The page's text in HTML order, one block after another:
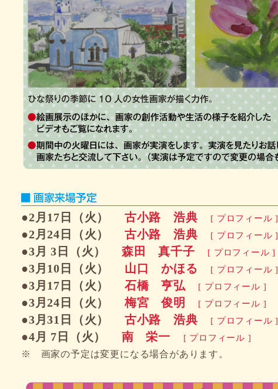
●2月17日（火） 古小路 浩典 [ プロフィール ]
●2月24日（火） 古小路 浩典 [ プロフィール ]
●3月 3日（火） 森田 真千子 [ プロフィール ]
●3月10日（火） 山口 かほる [ プロフィール ]
●3月17日（火） 石橋 亨弘 [ プロフィール ]
●3月24日（火）梅宮 俊明 [ プロフィール ]
●3月31日（火） 古小路 浩典 [ プロフィール ]
●4月 7日（火） 南 栄一 [ プロフィール ]
※ 画家の予定は変更になる場合があります。